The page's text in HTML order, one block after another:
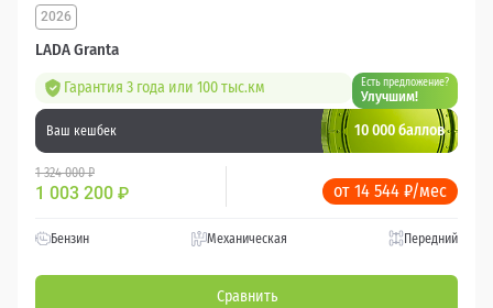
LADA Granta
2026
Гарантия 3 года или 100 тыс.км Есть предложение?
Улучшим!
Ваш кешбек 10 000 баллов
1 324 000 ₽
1 003 200 ₽ от 14 544 ₽/мес
Бензин Механическая Передний
Сравнить